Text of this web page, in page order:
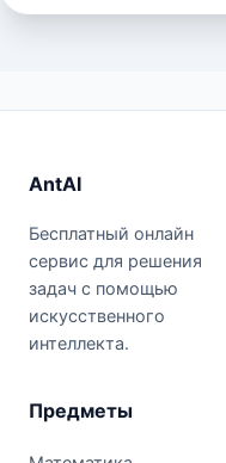
AntAI
Бесплатный онлайн
сервис для решения
задач с помощью
искусственного
интеллекта.
Предметы